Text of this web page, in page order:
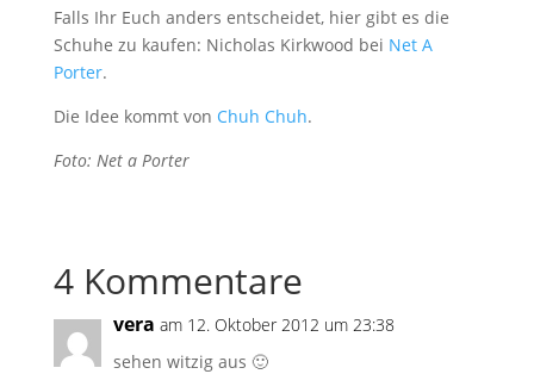
Falls Ihr Euch anders entscheidet, hier gibt es die
Schuhe zu kaufen: Nicholas Kirkwood bei Net A
Porter.
Die Idee kommt von Chuh Chuh.
Foto: Net a Porter
4 Kommentare
vera am 12. Oktober 2012 um 23:38
sehen witzig aus 🙂